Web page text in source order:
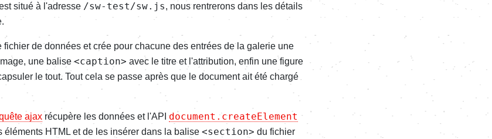
situé à l'adresse /sw-test/sw.js, nous rentrerons dans les détails
fichier de données et crée pour chacune des entrées de la galerie une
une balise<caption> avec le titre et l'attribution, enfin une figure
le tout. Tout cela se passe après que le document ait été chargé
ajax récupère les données et l'API document.createElement
éléments HTML et de les insérer dans la balise <section> du fichier